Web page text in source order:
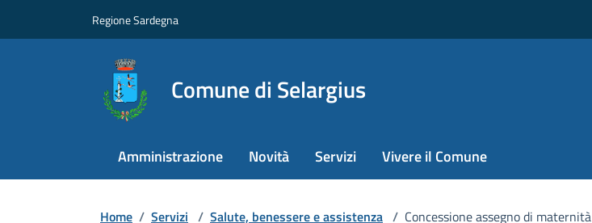
Regione Sardegna
Comune di Selargius
Amministrazione Novità Servizi Vivere il Comune
Home / Servizi / Salute, benessere e assistenza / Concessione assegno di maternità